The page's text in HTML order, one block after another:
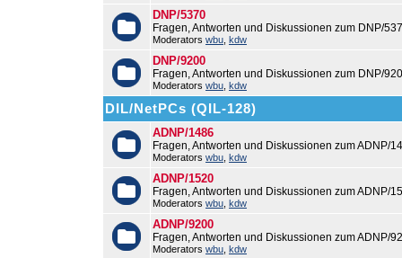
DNP/5370
Fragen, Antworten und Diskussionen zum DNP/
Moderators wbu kdw
DNP/9200
Fragen, Antworten und Diskussionen zum DNP/
Moderators wbu kdw
DIL/NetPCs (QIL-128)
ADNP/1486
Fragen, Antworten und Diskussionen zum ADNP/
Moderators wbu kdw
ADNP/1520
Fragen, Antworten und Diskussionen zum ADNP/
Moderators wbu kdw
ADNP/9200
Fragen, Antworten und Diskussionen zum ADNP/
Moderators wbu kdw